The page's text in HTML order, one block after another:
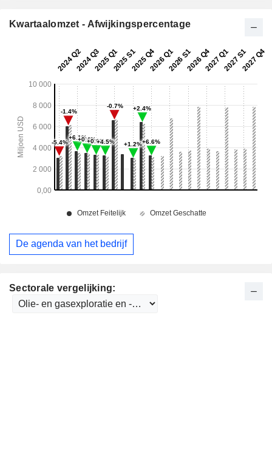
Sectorale vergelijking:
Kwartaalomzet - Afwijkingspercentage
De agenda van het bedrijf